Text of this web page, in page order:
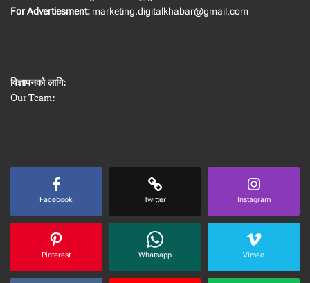
For Advertiesment: marketing.digitalkhabar@gmail.com
विज्ञापनको लागि:
Our Team:
Facebook Twitter Instagram
Pinterest Whatsapp Vimeo